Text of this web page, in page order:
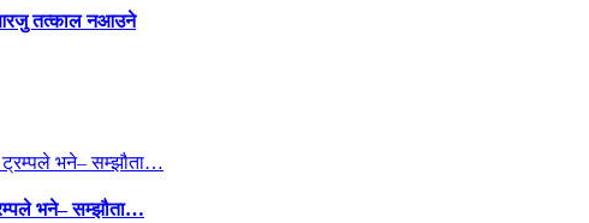
तत्काल नआउने
भने– सम्झौता…